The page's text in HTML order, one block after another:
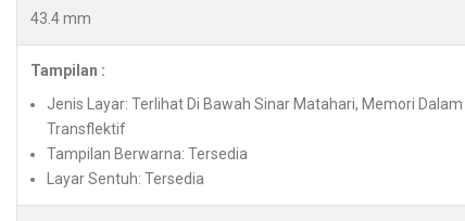
43.4 mm
Tampilan :
Jenis Layar: Terlihat Di Bawah Sinar Matahari, Memori
Transflektif
Tampilan Berwarna: Tersedia
Layar Sentuh: Tersedia